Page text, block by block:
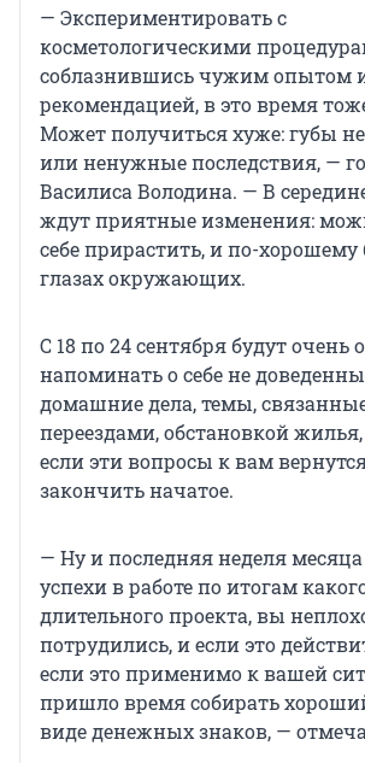
— Экспериментировать с
косметологическими
соблазнившись чужим опытом
рекомендацией, в это время
Может получиться хуже: губы
или ненужные последствия, —
Василиса Володина. — В
ждут приятные изменения:
себе прирастить, и по-хорошему
глазах окружающих.
С 18 по 24 сентября будут очень
напоминать о себе не
домашние дела, темы,
переездами, обстановкой
если эти вопросы к вам
закончить начатое.
— Ну и последняя неделя
успехи в работе по итогам
длительного проекта, вы
потрудились, и если это
если это применимо к вашей
пришло время собирать
виде денежных знаков, —